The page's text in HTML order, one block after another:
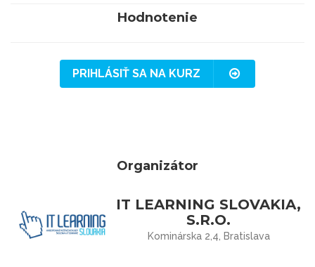
Hodnotenie
PRIHLÁSIŤ SA NA KURZ
Organizátor
IT LEARNING SLOVAKIA,
S.R.O.
Kominárska 2,4, Bratislava